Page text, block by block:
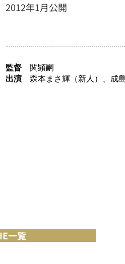
2012年1月公開
監督 関顕嗣
出演 森本まさ輝（新人）、成
一覧